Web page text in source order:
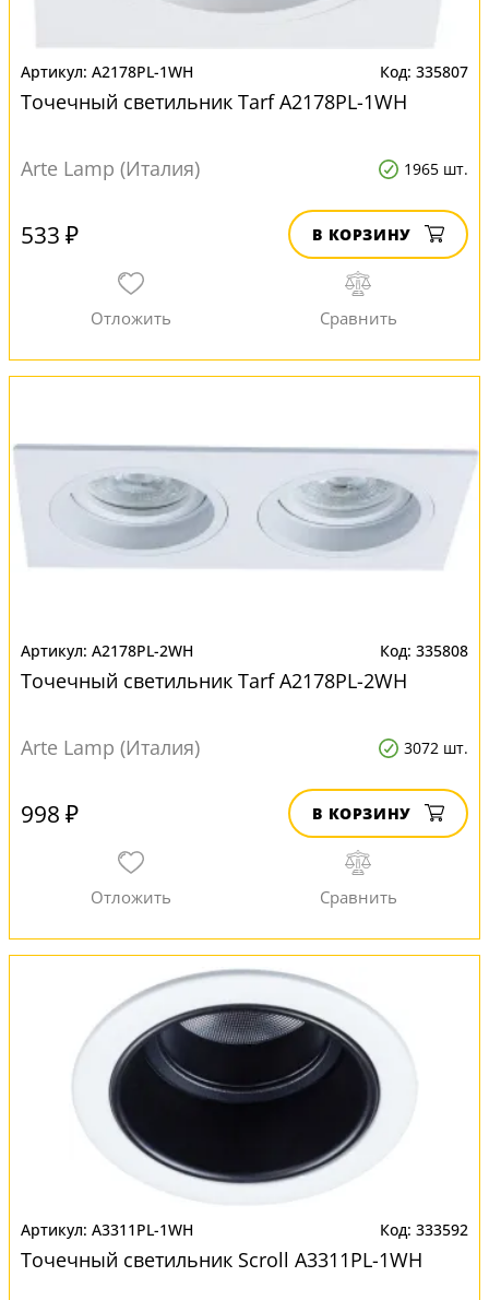
A2178PL-1WH 335807
Точечный светильник Tarf A2178PL-1WH
Arte Lamp (Италия) 1965 шт.
533 ₽ В КОРЗИНУ
A2178PL-2WH 335808
Точечный светильник Tarf A2178PL-2WH
Arte Lamp (Италия) 3072 шт.
998 ₽ В КОРЗИНУ
A3311PL-1WH 333592
Точечный светильник Scroll A3311PL-1WH